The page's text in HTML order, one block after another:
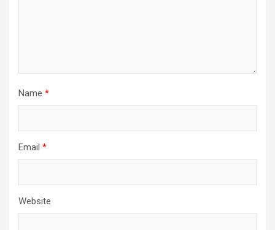
Name *
Email *
Website